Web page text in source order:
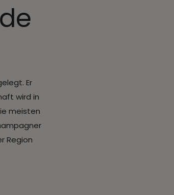
Er
wird in
meisten
Region